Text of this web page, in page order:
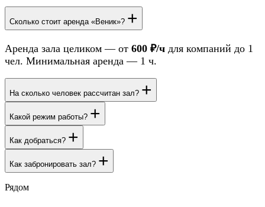
Сколько стоит аренда «Веник»? +
Аренда зала целиком — от 600 ₽/ч для компаний до 1
чел. Минимальная аренда — 1 ч.
На сколько человек рассчитан зал? +
Какой режим работы? +
Как добраться? +
Как забронировать зал? +
Рядом